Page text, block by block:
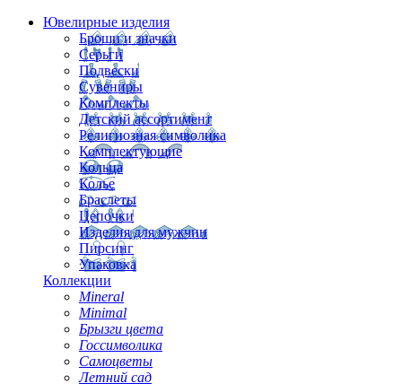
Ювелирные изделия
Броши и значки
Серьги
Подвески
Сувениры
Комплекты
Детский ассортимент
Религиозная символика
Комплектующие
Кольца
Колье
Браслеты
Цепочки
Изделия для мужчин
Пирсинг
Упаковка
Коллекции
Mineral
Minimal
Брызги цвета
Госсимволика
Самоцветы
Летний сад